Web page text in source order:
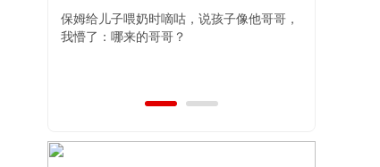
保姆给儿子喂奶时嘀咕，说孩子像他哥哥，
我懵了：哪来的哥哥？